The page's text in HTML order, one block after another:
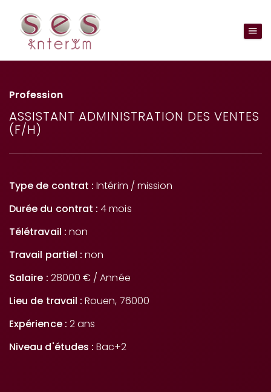
Profession
ASSISTANT ADMINISTRATION DES VENTES
(F/H)
Type de contrat : Intérim / mission
Durée du contrat : 4 mois
Télétravail : non
Travail partiel : non
Salaire : 28000 € / Année
Lieu de travail : Rouen, 76000
Expérience : 2 ans
Niveau d'études :Bac+2